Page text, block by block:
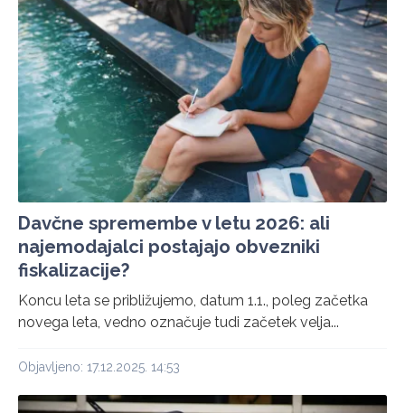
Davčne spremembe v letu 2026: ali
najemodajalci postajajo obvezniki
fiskalizacije?
Koncu leta se približujemo, datum 1.1., poleg začetka
novega leta, vedno označuje tudi začetek velja...
Objavljeno: 17.12.2025. 14:53